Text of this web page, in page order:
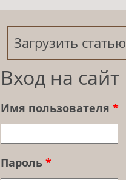
Загрузить статью
Вход на сайт
Имя пользователя *
Пароль *